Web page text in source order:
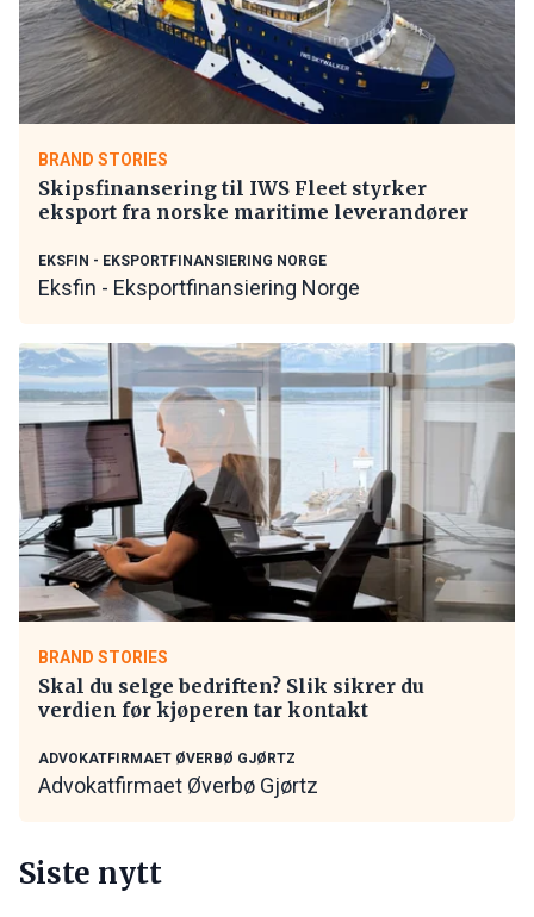
BRAND STORIES
Skipsfinansering til IWS Fleet styrker
eksport fra norske maritime leverandører
EKSFIN - EKSPORTFINANSIERING NORGE
Eksfin - Eksportfinansiering Norge
BRAND STORIES
Skal du selge bedriften? Slik sikrer du
verdien før kjøperen tar kontakt
ADVOKATFIRMAET ØVERBØ GJØRTZ
Advokatfirmaet Øverbø Gjørtz
Siste nytt